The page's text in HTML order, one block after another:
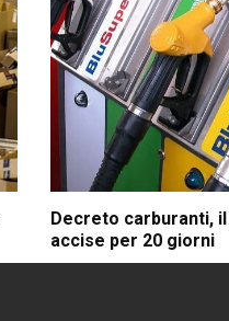
Decreto carburanti,
accise per 20 giorni